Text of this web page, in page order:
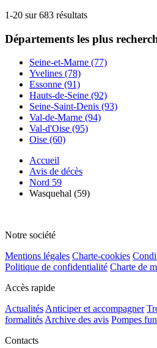
1-20 sur 683 résultats
Départements les plus
Seine-et-Marne (77)
Yvelines (78)
Essonne (91)
Hauts-de-Seine (92)
Seine-Saint-Denis (93)
Val-de-Marne (94)
Val-d'Oise (95)
Oise (60)
Accueil
Avis de décès
Nord 59
Wasquehal (59)
Notre société
Mentions légales Charte-cookies
Politique de confidentialité Charte de
Accès rapide
Actualités Anticiper et accompagner
formalités Archive des avis Pompes
Contacts